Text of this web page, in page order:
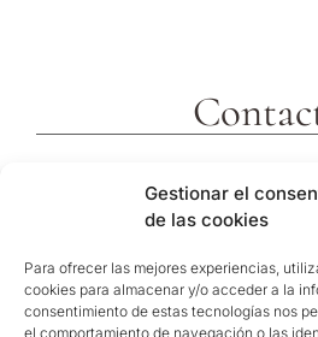
Gestionar el
de las cookies
Para ofrecer las mejores experiencias,
cookies para almacenar y/o acceder a la
consentimiento de estas tecnologías nos
el comportamiento de navegación o las
43592 Xerta
Tarragona (España)
Telf. +34 977473810
Coordenadas GPS: